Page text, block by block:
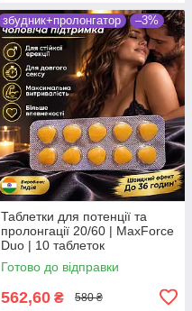
збудник+пролонгатор –3%
Таблетки для потенції та
пролонгації 20/60 | MaxForce
Duo | 10 таблеток
Готово до відправки
562,60 ₴ 580 ₴